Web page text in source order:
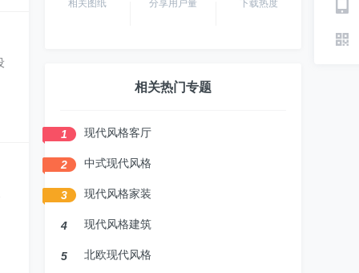
相关图纸 分享用户量 下载热度
相关热门专题
1 现代风格客厅
2 中式现代风格
3 现代风格家装
4 现代风格建筑
5 北欧现代风格